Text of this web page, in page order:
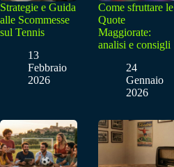
Strategie e Guida
alle Scommesse
sul Tennis
13
Febbraio
2026
Come sfruttare le
Quote
Maggiorate:
analisi e consigli
24
Gennaio
2026